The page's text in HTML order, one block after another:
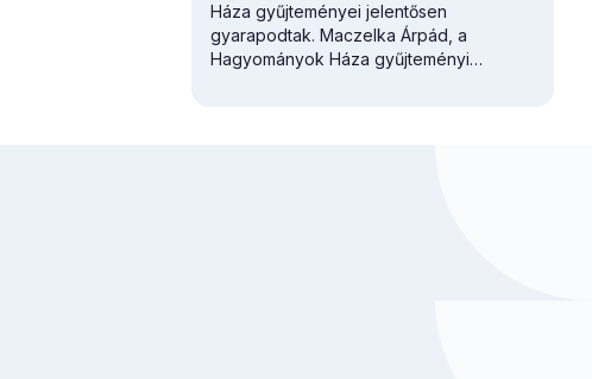
Háza gyűjteményei jelentősen
gyarapodtak. Maczelka Árpád, a
Hagyományok Háza gyűjteményi